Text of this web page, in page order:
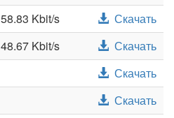
58.83 Kbit/s
Скачать
48.67 Kbit/s
Скачать
Скачать
Скачать